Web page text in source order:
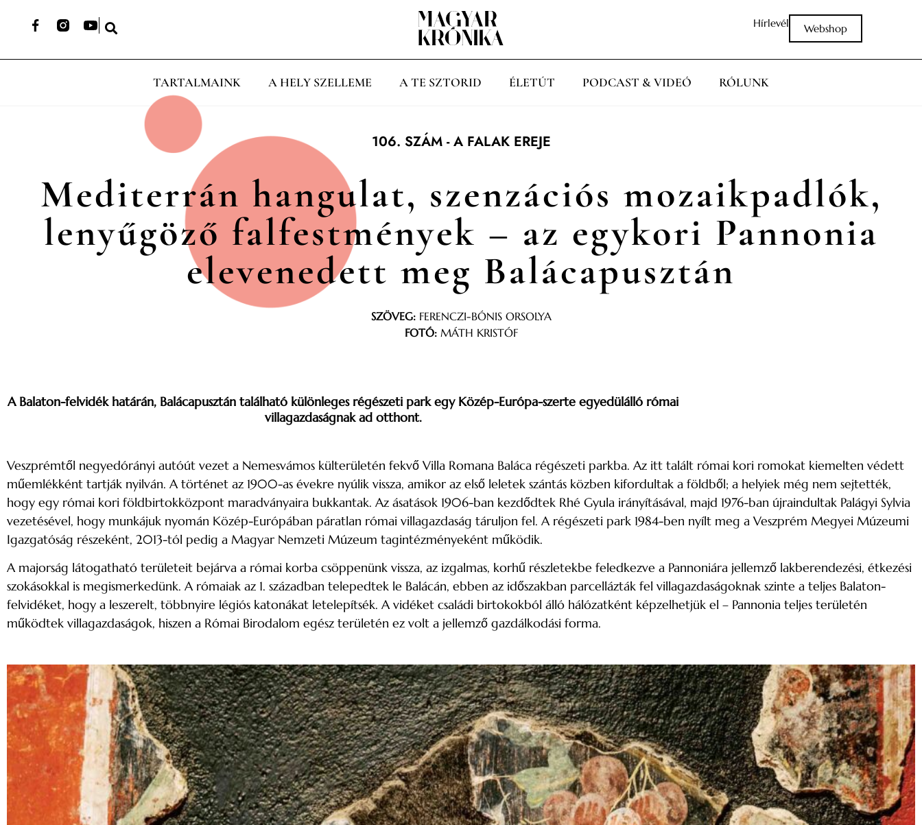
Hírlevél Webshop
TARTALMAINK A HELY SZELLEME A TE SZTORID ÉLETÚT PODCAST & VIDEÓ RÓLUNK
106. SZÁM-A FALAK EREJE
Mediterrán hangulat, szenzációs mozaikpadlók,
lenyűgöző falfestmények – az egykori Pannonia
elevenedett meg Balácapusztán
SZÖVEG:FERENCZI-BÓNIS ORSOLYA
FOTÓ:MÁTH KRISTÓF
A Balaton-felvidék határán, Balácapusztán található különleges régészeti park egy Közép-Európa-szerte egyedülálló római
villagazdaságnak ad otthont.
Veszprémtől negyedórányi autóút vezet a Nemesvámos külterületén fekvő Villa Romana Baláca régészeti parkba. Az itt talált római kori romokat kiemelten védett
műemlékként tartják nyilván. A történet az 1900-as évekre nyúlik vissza, amikor az első leletek szántás közben kifordultak a földből; a helyiek még nem sejtették,
hogy egy római kori földbirtokközpont maradványaira bukkantak. Az ásatások 1906-ban kezdődtek Rhé Gyula irányításával, majd 1976-ban újraindultak Palágyi Sylvia
vezetésével, hogy munkájuk nyomán Közép-Európában páratlan római villagazdaság táruljon fel. A régészeti park 1984-ben nyílt meg a Veszprém Megyei Múzeumi
Igazgatóság részeként, 2013-tól pedig a Magyar Nemzeti Múzeum tagintézményeként működik.
A majorság látogatható területeit bejárva a római korba csöppenünk vissza, az izgalmas, korhű részletekbe feledkezve a Pannoniára jellemző lakberendezési, étkezési
szokásokkal is megismerkedünk. A rómaiak az 1. században telepedtek le Balácán, ebben az időszakban parcellázták fel villagazdaságoknak szinte a teljes Balaton-
felvidéket, hogy a leszerelt, többnyire légiós katonákat letelepítsék. A vidéket családi birtokokból álló hálózatként képzelhetjük el – Pannonia teljes területén
működtek villagazdaságok, hiszen a Római Birodalom egész területén ez volt a jellemző gazdálkodási forma.